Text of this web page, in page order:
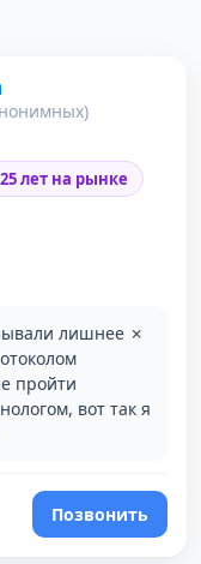
лет на рынке
лишнее ✗
пройти
вот так я
Позвонить